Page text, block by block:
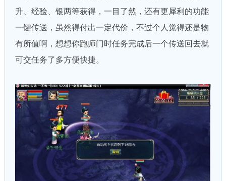
升、经验、银两等获得，一目了然，还有更犀利的功能
一键传送，虽然得付出一定代价，不过个人觉得还是物
有所值啊，想想你跑师门时任务完成后一个传送回去就
可交任务了多方便快捷。